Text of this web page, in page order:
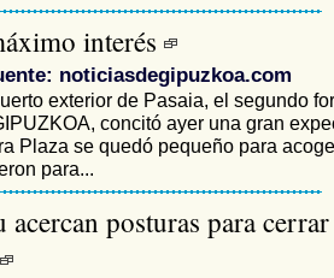
interés
noticiasdegipuzkoa.com
exterior de Pasaia, el segundo
concitó ayer una gran
Plaza se quedó pequeño para
para...
posturas para